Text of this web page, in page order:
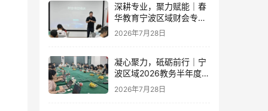
深耕专业，聚力赋能｜春
华教育宁波区域财会专项
落地培训即将开启！
2026年7月28日
凝心聚力，砥砺前行｜宁
波区域2026教务半年度工
作会议圆满落幕，学管团
队蓄力新征程
2026年7月28日